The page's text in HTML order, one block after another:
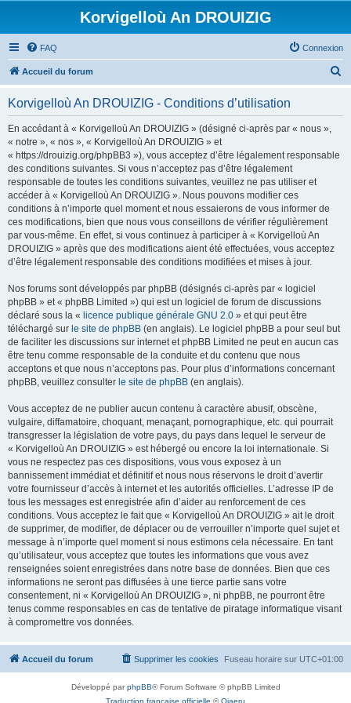
Korvigelloù An DROUIZIG
FAQ Connexion
Accueil du forum
Korvigelloù An DROUIZIG - Conditions d’utilisation
En accédant à « Korvigelloù An DROUIZIG » (désigné ci-après par « nous »,
« notre », « nos », « Korvigelloù An DROUIZIG » et
« https://drouizig.org/phpBB3 »), vous acceptez d’être légalement responsable
des conditions suivantes. Si vous n’acceptez pas d’être légalement
responsable de toutes les conditions suivantes, veuillez ne pas utiliser et
accéder à « Korvigelloù An DROUIZIG ». Nous pouvons modifier ces
conditions à n’importe quel moment et nous essaierons de vous informer de
ces modifications, bien que nous vous conseillons de vérifier régulièrement
par vous-même. En effet, si vous continuez à participer à « Korvigelloù An
DROUIZIG » après que des modifications aient été effectuées, vous acceptez
d’être légalement responsable des conditions modifiées et mises à jour.
Nos forums sont développés par phpBB (désignés ci-après par « logiciel
phpBB » et « phpBB Limited ») qui est un logiciel de forum de discussions
déclaré sous la « licence publique générale GNU 2.0 » et qui peut être
téléchargé sur le site de phpBB (en anglais). Le logiciel phpBB a pour seul but
de faciliter les discussions sur internet et phpBB Limited ne peut en aucun cas
être tenu comme responsable de la conduite et du contenu que nous
acceptons et que nous n’acceptons pas. Pour plus d’informations concernant
phpBB, veuillez consulter le site de phpBB (en anglais).
Vous acceptez de ne publier aucun contenu à caractère abusif, obscène,
vulgaire, diffamatoire, choquant, menaçant, pornographique, etc. qui pourrait
transgresser la législation de votre pays, du pays dans lequel le serveur de
« Korvigelloù An DROUIZIG » est hébergé ou encore la loi internationale. Si
vous ne respectez pas ces dispositions, vous vous exposez à un
bannissement immédiat et définitif et nous nous réservons le droit d’avertir
votre fournisseur d’accès à internet et les autorités officielles. L’adresse IP de
tous les messages est enregistrée afin d’aider au renforcement de ces
conditions. Vous acceptez le fait que « Korvigelloù An DROUIZIG » ait le droit
de supprimer, de modifier, de déplacer ou de verrouiller n’importe quel sujet et
message à n’importe quel moment si nous estimons cela nécessaire. En tant
qu’utilisateur, vous acceptez que toutes les informations que vous avez
renseignées soient enregistrées dans notre base de données. Bien que ces
informations ne seront pas diffusées à une tierce partie sans votre
consentement, ni « Korvigelloù An DROUIZIG », ni phpBB, ne pourront être
tenus comme responsables en cas de tentative de piratage informatique visant
à compromettre vos données.
Accueil du forum Fuseau horaire sur UTC+01:00
Supprimer les cookies
Développé parphpBB® Forum Software © phpBB Limited
Traduction française officielle ©Qiaeru